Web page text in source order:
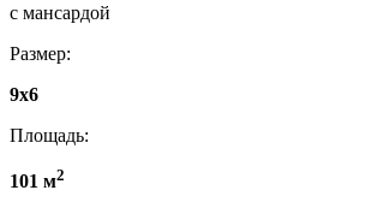
с мансардой
Размер:
9x6
Площадь:
101 м2